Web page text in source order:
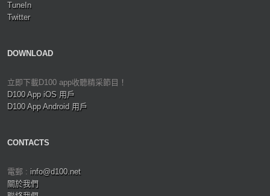
TuneIn
Twitter
DOWNLOAD
立即下載D100 app收聽精采節目！
D100 App iOS 用戶
D100 App Android 用戶
CONTACTS
電郵 : info@d100.net
關於我們